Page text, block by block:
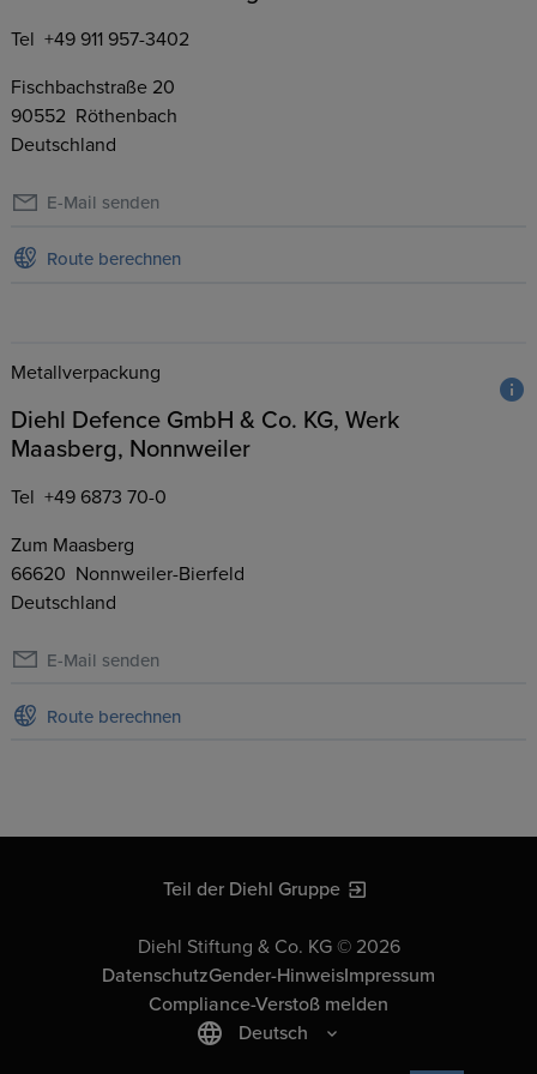
Tel +49 911 957-3402
Fischbachstraße 20
90552 Röthenbach
Deutschland
E-Mail senden
Route berechnen
Metallverpackung
Diehl Defence GmbH & Co. KG, Werk
Maasberg, Nonnweiler
Tel +49 6873 70-0
Zum Maasberg
66620 Nonnweiler-Bierfeld
Deutschland
E-Mail senden
Route berechnen
Teil der Diehl Gruppe
Diehl Stiftung & Co. KG © 2026
DatenschutzGender-HinweisImpressum
Compliance-Verstoß melden
Deutsch